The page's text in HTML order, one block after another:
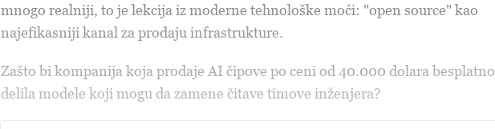
mnogo realniji, to je lekcija iz moderne tehnološke moći: "open source" kao
najefikasniji kanal za prodaju infrastrukture.
Zašto bi kompanija koja prodaje AI čipove po ceni od 40.000 dolara besplatno
delila modele koji mogu da zamene čitave timove inženjera?